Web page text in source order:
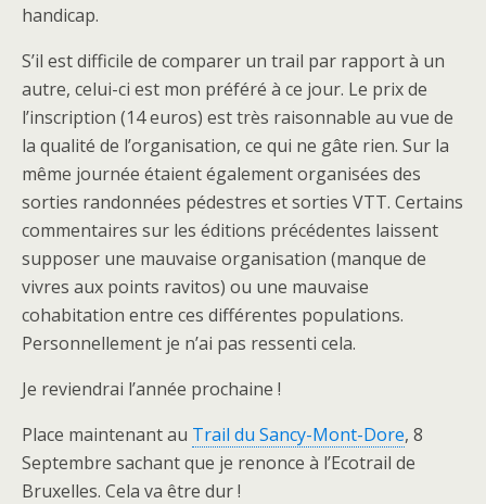
handicap.
S’il est difficile de comparer un trail par rapport à un
autre, celui-ci est mon préféré à ce jour. Le prix de
l’inscription (14 euros) est très raisonnable au vue de
la qualité de l’organisation, ce qui ne gâte rien. Sur la
même journée étaient également organisées des
sorties randonnées pédestres et sorties VTT. Certains
commentaires sur les éditions précédentes laissent
supposer une mauvaise organisation (manque de
vivres aux points ravitos) ou une mauvaise
cohabitation entre ces différentes populations.
Personnellement je n’ai pas ressenti cela.
Je reviendrai l’année prochaine !
Place maintenant au Trail du Sancy-Mont-Dore, 8
Septembre sachant que je renonce à l’Ecotrail de
Bruxelles. Cela va être dur !